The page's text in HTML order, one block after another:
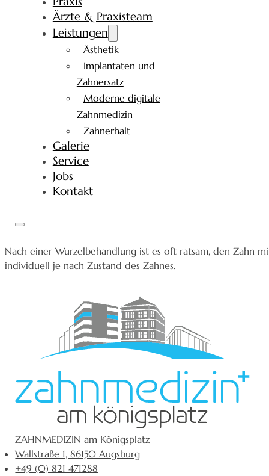
Ärzte & Praxisteam
Leistungen
Ästhetik
Implantaten und
Zahnersatz
Moderne digitale
Zahnmedizin
Zahnerhalt
Galerie
Service
Jobs
Kontakt
Nach einer Wurzelbehandlung ist es oft ratsam, den Zahn
individuell je nach Zustand des Zahnes.
ZAHNMEDIZIN am Königsplatz
Wallstraße 1, 86150 Augsburg
+49 (0) 821 471288